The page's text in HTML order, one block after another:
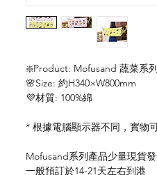
❇️Product: Mofusand 蔬菜系
🌸Size: 約H340×W800mm
💜材質: 100%綿
* 根據電腦顯示器不同，實物
Mofusand系列產品少量現貨
一般預訂於14-21天左右到港